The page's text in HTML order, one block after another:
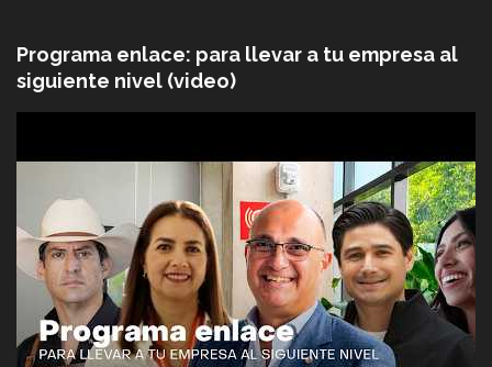
Programa enlace: para llevar a tu empresa al
siguiente nivel (video)